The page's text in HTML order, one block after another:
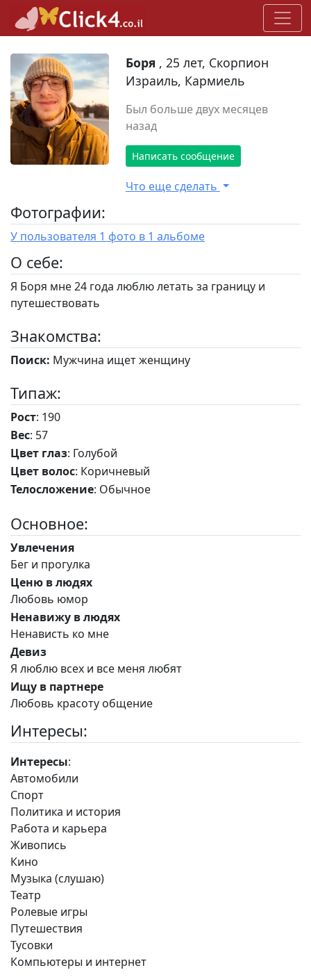
Боря , 25 лет, Скорпион
Израиль, Кармиель
Был больше двух месяцев
назад
Написать сообщение
Что еще сделать
Фотографии:
У пользователя 1 фото в 1 альбоме
O себе:
Я Боря мне 24 года люблю летать за границу и
путешествовать
Знакомства:
Поиск: Мужчина ищет женщину
Типаж:
Рост: 190
Вес: 57
Цвет глаз: Голубой
Цвет волос: Коричневый
Телосложение: Обычное
Основное:
Увлечения
Бег и прогулка
Ценю в людях
Любовь юмор
Ненавижу в людях
Ненависть ко мне
Девиз
Я люблю всех и все меня любят
Ищу в партнере
Любовь красоту общение
Интересы:
Интересы:
Автомобили
Спорт
Политика и история
Работа и карьера
Живопись
Кино
Музыка (слушаю)
Театр
Ролевые игры
Путешествия
Тусовки
Компьютеры и интернет